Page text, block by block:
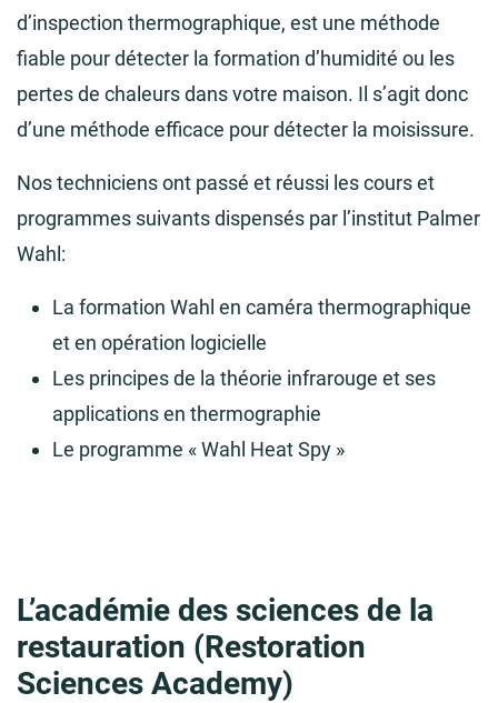
d’inspection thermographique, est une méthode
fiable pour détecter la formation d’humidité ou les
pertes de chaleurs dans votre maison. Il s’agit donc
d’une méthode efficace pour détecter la moisissure.
Nos techniciens ont passé et réussi les cours et
programmes suivants dispensés par l’institut Palmer
Wahl:
La formation Wahl en caméra thermographique
et en opération logicielle
Les principes de la théorie infrarouge et ses
applications en thermographie
Le programme « Wahl Heat Spy »
L’académie des sciences de la
restauration (Restoration
Sciences Academy)